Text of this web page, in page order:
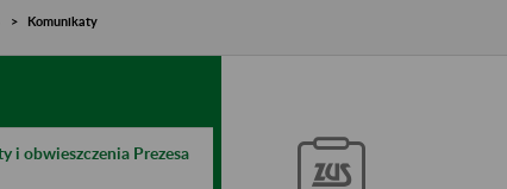
Komunikaty
i obwieszczenia Prezesa